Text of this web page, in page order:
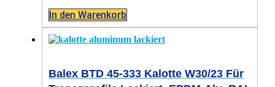
In den Warenkorb
Balex BTD 45-333 Kalotte W30/23 Für